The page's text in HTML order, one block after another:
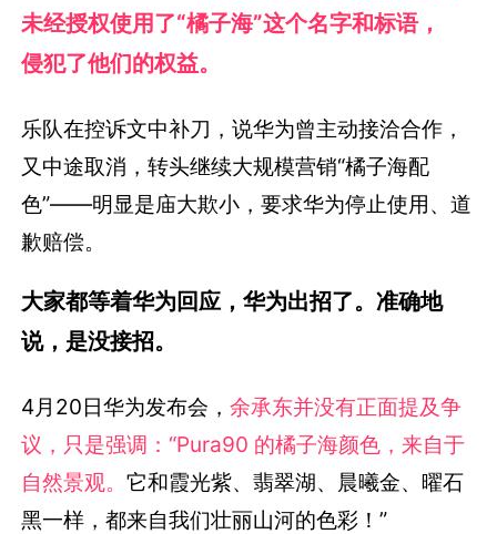
未经授权使用了“橘子海”这个名字和标语，
侵犯了他们的权益。
乐队在控诉文中补刀，说华为曾主动接洽合作，
又中途取消，转头继续大规模营销“橘子海配
色”——明显是庙大欺小，要求华为停止使用、道
歉赔偿。
大家都等着华为回应，华为出招了。准确地
说，是没接招。
4月20日华为发布会，余承东并没有正面提及争
议，只是强调：“Pura90 的橘子海颜色，来自于
自然景观。它和霞光紫、翡翠湖、晨曦金、曜石
黑一样，都来自我们壮丽山河的色彩！”